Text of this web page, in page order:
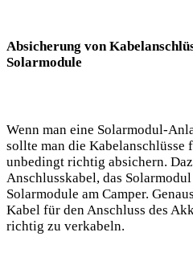
Absicherung von
Solarmodule
Wenn man eine Solarmodul-
sollte man die​ Kabelanschlüsse
unbedingt richtig ‍absichern.
Anschlusskabel, das
Solarmodule am Camper.
Kabel für den Anschluss ‌des
richtig zu ‍verkabeln.